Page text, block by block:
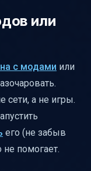
или
с модами или
сети, а не игры.
его (не забыв
помогает.